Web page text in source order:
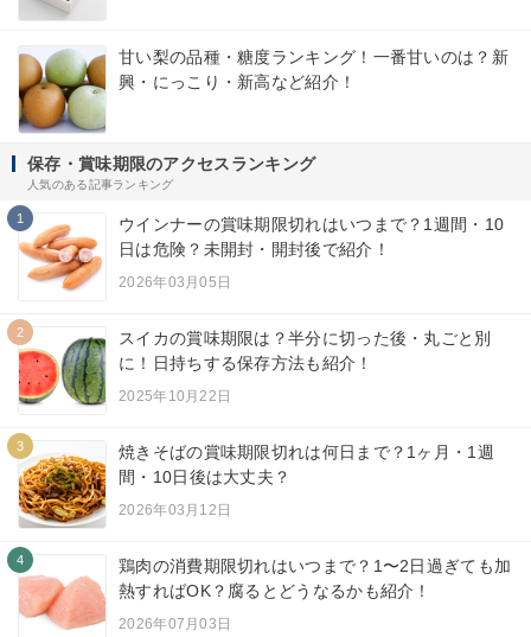
甘い梨の品種・糖度ランキング！一番甘いのは？新
興・にっこり・新高など紹介！
保存・賞味期限のアクセスランキング
人気のある記事ランキング
1
ウインナーの賞味期限切れはいつまで？1週間・10
日は危険？未開封・開封後で紹介！
2026年03月05日
2
スイカの賞味期限は？半分に切った後・丸ごと別
に！日持ちする保存方法も紹介！
2025年10月22日
3
焼きそばの賞味期限切れは何日まで？1ヶ月・1週
間・10日後は大丈夫？
2026年03月12日
4
鶏肉の消費期限切れはいつまで？1〜2日過ぎても加
熱すればOK？腐るとどうなるかも紹介！
2026年07月03日